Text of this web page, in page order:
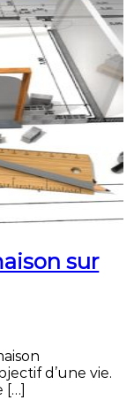
sur
d’une vie.
[…]